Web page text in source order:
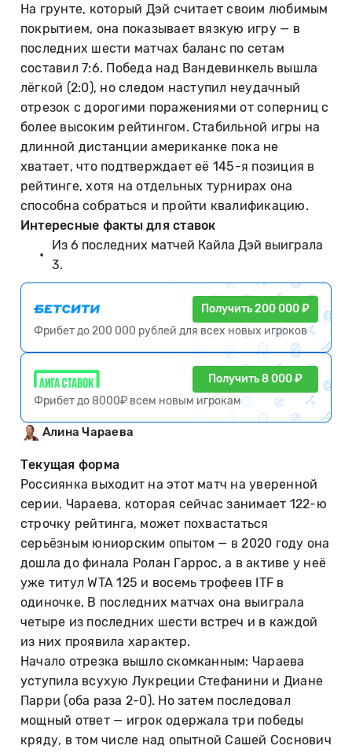
На грунте, который Дэй считает своим любимым
покрытием, она показывает вязкую игру — в
последних шести матчах баланс по сетам
составил 7:6. Победа над Вандевинкель вышла
лёгкой (2:0), но следом наступил неудачный
отрезок с дорогими поражениями от соперниц с
более высоким рейтингом. Стабильной игры на
длинной дистанции американке пока не
хватает, что подтверждает её 145-я позиция в
рейтинге, хотя на отдельных турнирах она
способна собраться и пройти квалификацию.
Интересные факты для ставок
Из 6 последних матчей Кайла Дэй выиграла
3.
Получить 200 000 ₽
Фрибет до 200 000 рублей для всех новых игроков
Получить 8 000 ₽
Фрибет до 8000₽ всем новым игрокам
Алина Чараева
Текущая форма
Россиянка выходит на этот матч на уверенной
серии. Чараева, которая сейчас занимает 122-ю
строчку рейтинга, может похвастаться
серьёзным юниорским опытом — в 2020 году она
дошла до финала Ролан Гаррос, а в активе у неё
уже титул WTA 125 и восемь трофеев ITF в
одиночке. В последних матчах она выиграла
четыре из последних шести встреч и в каждой
из них проявила характер.
Начало отрезка вышло скомканным: Чараева
уступила всухую Лукреции Стефанини и Диане
Парри (оба раза 2-0). Но затем последовал
мощный ответ — игрок одержала три победы
кряду, в том числе над опытной Сашей Соснович